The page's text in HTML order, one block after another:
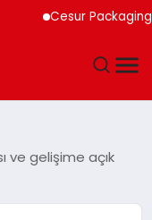
Cesur Packaging,
ve gelişime açık